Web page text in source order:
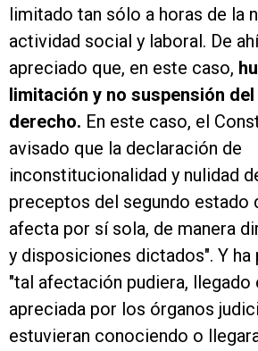
limitado tan sólo a horas de la
actividad social y laboral. De
apreciado que, en este caso,
limitación y no suspensión
derecho. En este caso, el
avisado que la declaración de
inconstitucionalidad y nulidad
preceptos del segundo estado
afecta por sí sola, de manera
y disposiciones dictados". Y ha
"tal afectación pudiera, llegado
apreciada por los órganos
estuvieran conociendo o